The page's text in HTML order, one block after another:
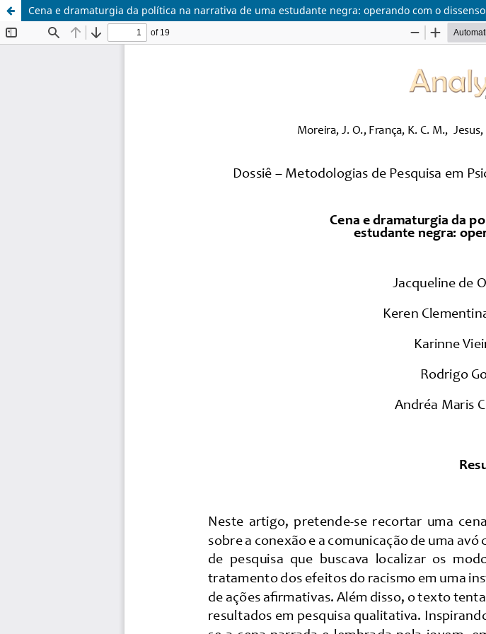
Cena e dramaturgia da política na narrativa de uma estudante negra: operando com o dissenso